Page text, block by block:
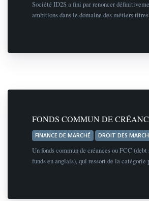
Société ID2S a fini par renoncer
ambitions dans le domaine des métiers titres.
FONDS COMMUN DE
FINANCE DE MARCHÉ DROIT DES
Un fonds commun de créances ou FCC
funds en anglais), qui ressort de la catégorie